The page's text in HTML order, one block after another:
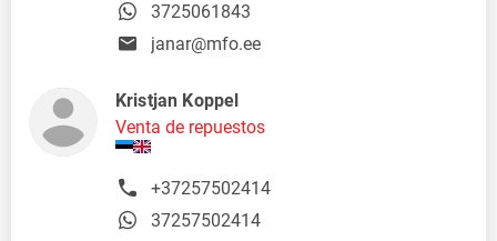
3725061843
janar@mfo.ee
Kristjan Koppel
Venta de repuestos
+37257502414
37257502414